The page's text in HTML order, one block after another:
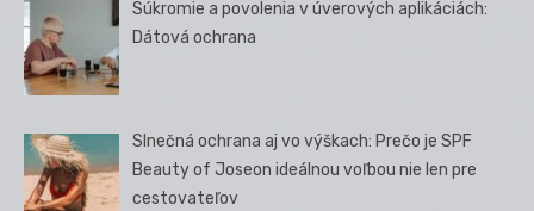
Súkromie a povolenia v úverových aplikáciách:
Dátová ochrana
Slnečná ochrana aj vo výškach: Prečo je SPF
Beauty of Joseon ideálnou voľbou nie len pre
cestovateľov